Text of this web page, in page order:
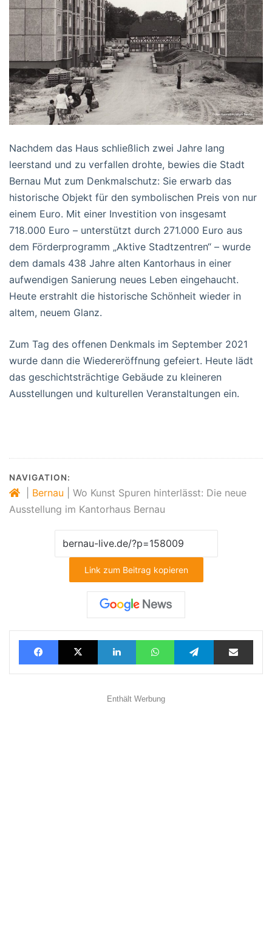
Nachdem das Haus schließlich zwei Jahre lang
leerstand und zu verfallen drohte, bewies die Stadt
Bernau Mut zum Denkmalschutz: Sie erwarb das
historische Objekt für den symbolischen Preis von nur
einem Euro. Mit einer Investition von insgesamt
718.000 Euro – unterstützt durch 271.000 Euro aus
dem Förderprogramm „Aktive Stadtzentren“ – wurde
dem damals 438 Jahre alten Kantorhaus in einer
aufwendigen Sanierung neues Leben eingehaucht.
Heute erstrahlt die historische Schönheit wieder in
altem, neuem Glanz.
Zum Tag des offenen Denkmals im September 2021
wurde dann die Wiedereröffnung gefeiert. Heute lädt
das geschichtsträchtige Gebäude zu kleineren
Ausstellungen und kulturellen Veranstaltungen ein.
NAVIGATION:
Bernau
Wo Kunst Spuren hinterlässt: Die neue
Ausstellung im Kantorhaus Bernau
Link zum Beitrag kopieren
FacebookX LinkedInWhatsAppTelegramTeilen via E-Mail
Enthält Werbung